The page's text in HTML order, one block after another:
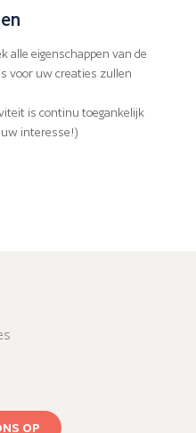
alle eigenschappen van de
voor uw creaties zullen
is continu toegankelijk
interesse!)
OP